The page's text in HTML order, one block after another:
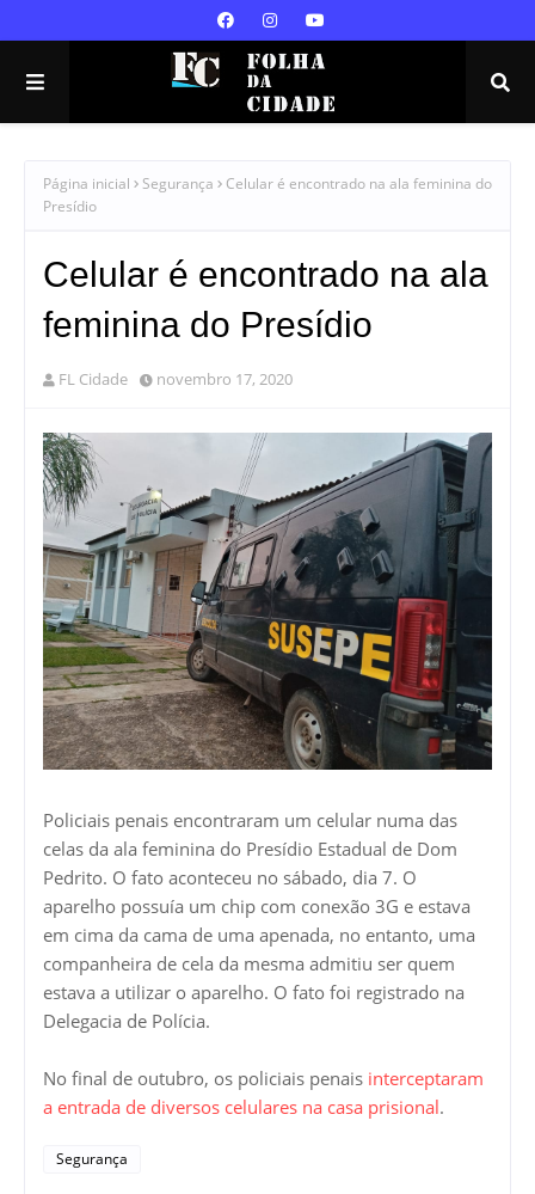
Página inicial Segurança
Celular é encontrado na ala feminina do
Presídio
Celular é encontrado na ala
feminina do Presídio
FL Cidade novembro 17, 2020
Policiais penais encontraram um celular numa das
celas da ala feminina do Presídio Estadual de Dom
Pedrito. O fato aconteceu no sábado, dia 7. O
aparelho possuía um chip com conexão 3G e estava
em cima da cama de uma apenada, no entanto, uma
companheira de cela da mesma admitiu ser quem
estava a utilizar o aparelho. O fato foi registrado na
Delegacia de Polícia.
No final de outubro, os policiais penais interceptaram
a entrada de diversos celulares na casa prisional.
Segurança